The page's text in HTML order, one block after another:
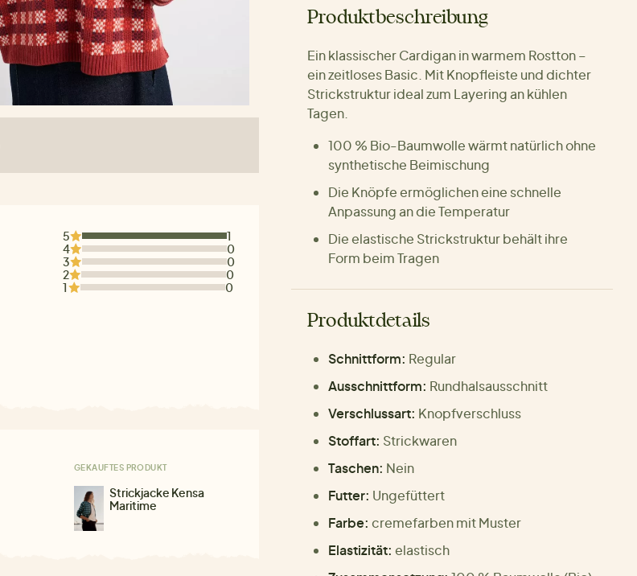
5
1
4
0
3
0
2
0
1
0
GEKAUFTES PRODUKT
Strickjacke Kensa
Maritime
Produktbeschreibung
Ein klassischer Cardigan in warmem Rostton –
ein zeitloses Basic. Mit Knopfleiste und dichter
Strickstruktur ideal zum Layering an kühlen
Tagen.
100 % Bio-Baumwolle wärmt natürlich ohne
synthetische Beimischung
Die Knöpfe ermöglichen eine schnelle
Anpassung an die Temperatur
Die elastische Strickstruktur behält ihre
Form beim Tragen
Produktdetails
Schnittform: Regular
Ausschnittform: Rundhalsausschnitt
Verschlussart: Knopfverschluss
Stoffart: Strickwaren
Taschen: Nein
Futter: Ungefüttert
Farbe: cremefarben mit Muster
Elastizität: elastisch